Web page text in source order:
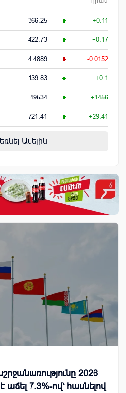
366.25 +0.11
422.73 +0.17
4.4889 -0.0152
139.83 +0.1
49534 +1456
721.41 +29.41
Ավելին
2026
7.3%-ով՝ հասնելով